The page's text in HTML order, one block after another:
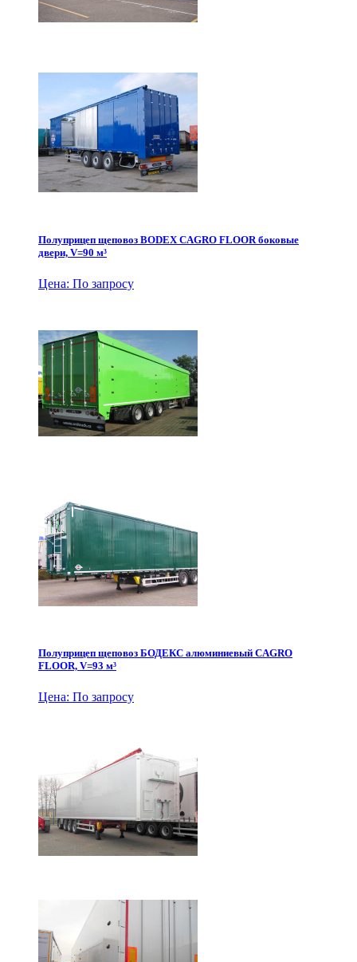
Полуприцеп щеповоз BODEX CAGRO FLOOR боковые
двери, V=90 м³
Цена: По запросу
Полуприцеп щеповоз БОДЕКС алюминиевый CAGRO
FLOOR, V=93 м³
Цена: По запросу